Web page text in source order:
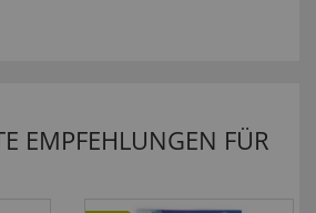
EMPFEHLUNGEN FÜR